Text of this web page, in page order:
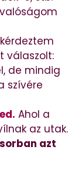
válaszolt:
de mindig
szívére
Ahol a
az utak.
azt